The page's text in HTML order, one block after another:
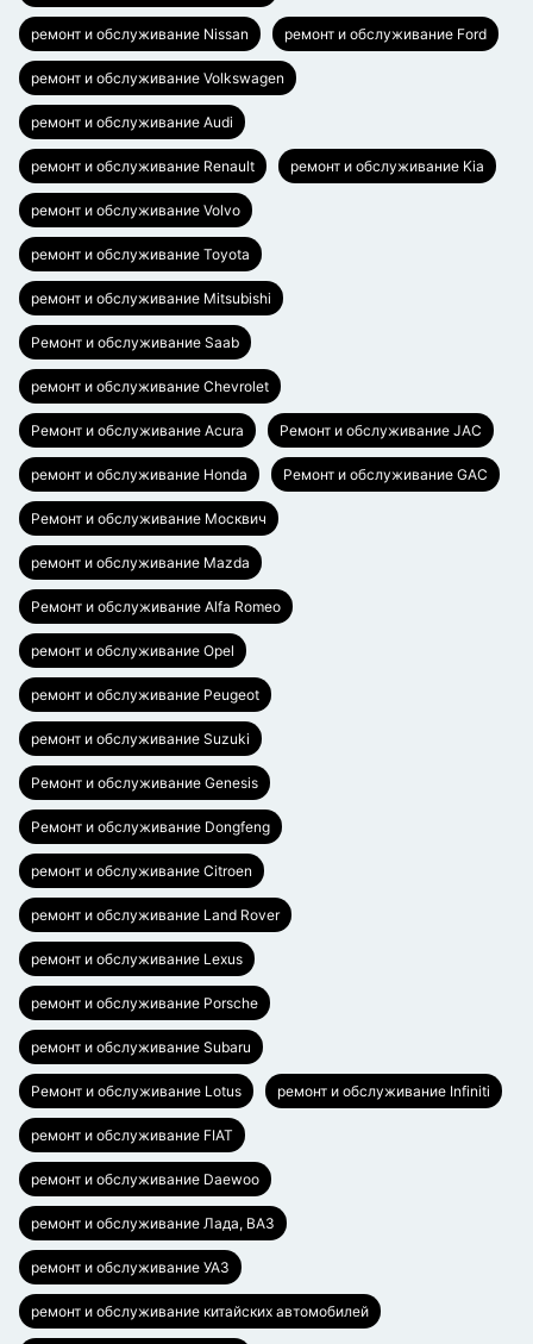
ремонт и обслуживание Nissan ремонт и обслуживание Ford
ремонт и обслуживание Volkswagen
ремонт и обслуживание Audi
ремонт и обслуживание Renault ремонт и обслуживание Kia
ремонт и обслуживание Volvo
ремонт и обслуживание Toyota
ремонт и обслуживание Mitsubishi
Ремонт и обслуживание Saab
ремонт и обслуживание Chevrolet
Ремонт и обслуживание Acura Ремонт и обслуживание JAC
ремонт и обслуживание Honda Ремонт и обслуживание GAC
Ремонт и обслуживание Москвич
ремонт и обслуживание Mazda
Ремонт и обслуживание Alfa Romeo
ремонт и обслуживание Opel
ремонт и обслуживание Peugeot
ремонт и обслуживание Suzuki
Ремонт и обслуживание Genesis
Ремонт и обслуживание Dongfeng
ремонт и обслуживание Citroen
ремонт и обслуживание Land Rover
ремонт и обслуживание Lexus
ремонт и обслуживание Porsche
ремонт и обслуживание Subaru
Ремонт и обслуживание Lotus ремонт и обслуживание Infiniti
ремонт и обслуживание FIAT
ремонт и обслуживание Daewoo
ремонт и обслуживание Лада, ВАЗ
ремонт и обслуживание УАЗ
ремонт и обслуживание китайских автомобилей